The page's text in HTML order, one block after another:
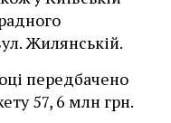
Жилянській.
передбачено
57, 6 млн грн.